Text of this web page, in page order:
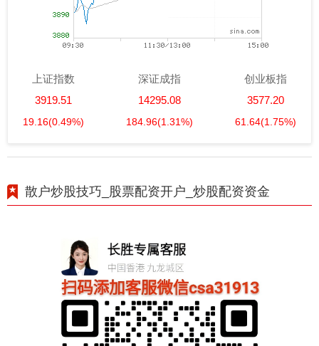
上证指数
3919.51
19.16(0.49%)
深证成指
14295.08
184.96(1.31%)
创业板指
3577.20
61.64(1.75%)
散户炒股技巧_股票配资开户_炒股配资资金